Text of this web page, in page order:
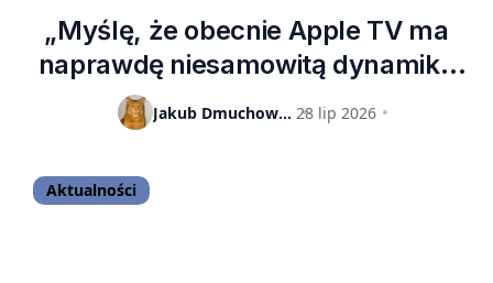
„Myślę, że obecnie Apple TV ma
naprawdę niesamowitą dynamikę
rozwoju”. Przyszły szef Apple nie
ma zamiaru rezygnować z
Jakub Dmuchowski 28 lip 2026
Aktualności